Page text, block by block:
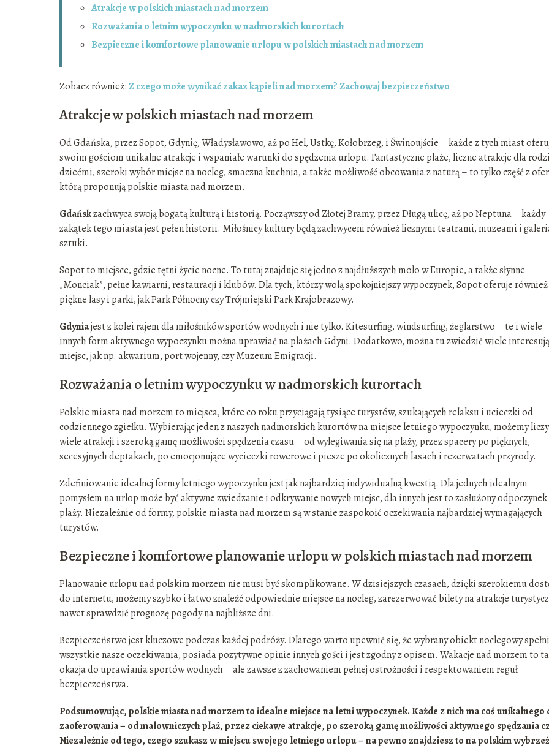
Atrakcje w polskich miastach nad morzem
Rozważania o letnim wypoczynku w nadmorskich kurortach
Bezpieczne i komfortowe planowanie urlopu w polskich miastach nad morzem
Zobacz również:Z czego może wynikać zakaz kąpieli nad morzem? Zachowaj bezpieczeństwo
Atrakcje w polskich miastach nad morzem
Od Gdańska, przez Sopot, Gdynię, Władysławowo, aż po Hel, Ustkę, Kołobrzeg, i Świnoujście – każde z tych miast
swoim gościom unikalne atrakcje i wspaniałe warunki do spędzenia urlopu. Fantastyczne plaże, liczne atrakcje dla
dziećmi, szeroki wybór miejsc na nocleg, smaczna kuchnia, a także możliwość obcowania z naturą – to tylko część z
którą proponują polskie miasta nad morzem.
Gdańskzachwyca swoją bogatą kulturą i historią. Począwszy od Złotej Bramy, przez Długą ulicę, aż po Neptuna – każdy
zakątek tego miasta jest pełen historii. Miłośnicy kultury będą zachwyceni również licznymi teatrami, muzeami i
sztuki.
Sopot to miejsce, gdzie tętni życie nocne. To tutaj znajduje się jedno z najdłuższych molo w Europie, a także słynne
„Monciak”, pełne kawiarni, restauracji i klubów. Dla tych, którzy wolą spokojniejszy wypoczynek, Sopot oferuje również
piękne lasy i parki, jak Park Północny czy Trójmiejski Park Krajobrazowy.
Gdyniajest z kolei rajem dla miłośników sportów wodnych i nie tylko. Kitesurfing, windsurfing, żeglarstwo – te i wiele
innych form aktywnego wypoczynku można uprawiać na plażach Gdyni. Dodatkowo, można tu zwiedzić wiele
miejsc, jak np. akwarium, port wojenny, czy Muzeum Emigracji.
Rozważania o letnim wypoczynku w nadmorskich kurortach
Polskie miasta nad morzem to miejsca, które co roku przyciągają tysiące turystów, szukających relaksu i ucieczki od
codziennego zgiełku. Wybierając jeden z naszych nadmorskich kurortów na miejsce letniego wypoczynku, możemy
wiele atrakcji i szeroką gamę możliwości spędzenia czasu – od wylegiwania się na plaży, przez spacery po pięknych,
secesyjnych deptakach, po emocjonujące wycieczki rowerowe i piesze po okolicznych lasach i rezerwatach przyrody.
Zdefiniowanie idealnej formy letniego wypoczynku jest jak najbardziej indywidualną kwestią. Dla jednych idealnym
pomysłem na urlop może być aktywne zwiedzanie i odkrywanie nowych miejsc, dla innych jest to zasłużony odpoczynek
plaży. Niezależnie od formy, polskie miasta nad morzem są w stanie zaspokoić oczekiwania najbardziej wymagających
turystów.
Bezpieczne i komfortowe planowanie urlopu w polskich miastach nad morzem
Planowanie urlopu nad polskim morzem nie musi być skomplikowane. W dzisiejszych czasach, dzięki szerokiemu
do internetu, możemy szybko i łatwo znaleźć odpowiednie miejsce na nocleg, zarezerwować bilety na atrakcje
nawet sprawdzić prognozę pogody na najbliższe dni.
Bezpieczeństwo jest kluczowe podczas każdej podróży. Dlatego warto upewnić się, że wybrany obiekt noclegowy
wszystkie nasze oczekiwania, posiada pozytywne opinie innych gości i jest zgodny z opisem. Wakacje nad morzem to
okazja do uprawiania sportów wodnych – ale zawsze z zachowaniem pełnej ostrożności i respektowaniem reguł
bezpieczeństwa.
Podsumowując, polskie miasta nad morzem to idealne miejsce na letni wypoczynek. Każde z nich ma coś unikalnego
zaoferowania – od malowniczych plaż, przez ciekawe atrakcje, po szeroką gamę możliwości aktywnego spędzania
Niezależnie od tego, czego szukasz w miejscu swojego letniego urlopu – na pewno znajdziesz to na polskim